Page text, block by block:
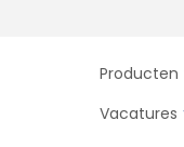
Producten
Vacatures